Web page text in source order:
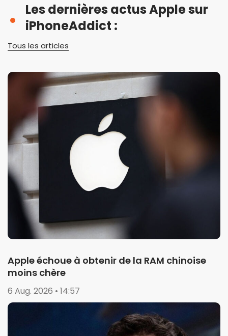
Les dernières actus Apple sur
iPhoneAddict :
Tous les articles
Apple échoue à obtenir de la RAM chinoise
moins chère
6 Aug. 2026 • 14:57